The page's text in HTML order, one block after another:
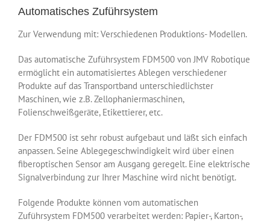
Automatisches Zuführsystem
Zur Verwendung mit: Verschiedenen Produktions- Modellen.
Das automatische Zuführsystem FDM500 von JMV Robotique
ermöglicht ein automatisiertes Ablegen verschiedener
Produkte auf das Transportband unterschiedlichster
Maschinen, wie z.B. Zellophaniermaschinen,
Folienschweißgeräte, Etikettierer, etc.
Der FDM500 ist sehr robust aufgebaut und läßt sich einfach
anpassen. Seine Ablegegeschwindigkeit wird über einen
fiberoptischen Sensor am Ausgang geregelt. Eine elektrische
Signalverbindung zur Ihrer Maschine wird nicht benötigt.
Folgende Produkte können vom automatischen
Zuführsystem FDM500 verarbeitet werden: Papier-, Karton-,